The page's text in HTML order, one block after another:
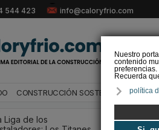
Nuestro
contenido
preferencias.
Recuerda
política
544 423 info@caloryfrio.com
CONSTRUCCIÓN SOSTENIBLE
Liga de los